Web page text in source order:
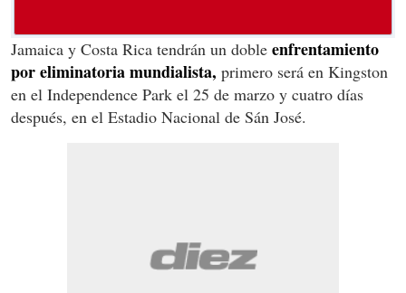
Jamaica y Costa Rica tendrán un doble enfrentamiento
por eliminatoria mundialista, primero será en Kingston
en el Independence Park el 25 de marzo y cuatro días
después, en el Estadio Nacional de Sán José.